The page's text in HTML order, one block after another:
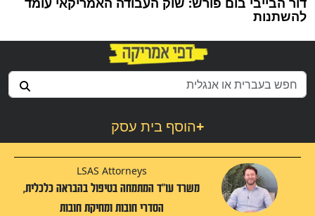
להשתנות
הוסף בית עסק+
LSAS Attorneys
משרד עו"ד המתמחה בטיפול בהבראה כלכלית,
הסדרי חובות ומחיקת חובות